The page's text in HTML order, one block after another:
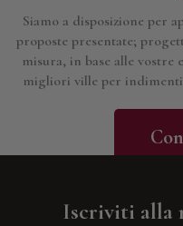
Siamo a disposizione per
proposte presentate;
misura, in base alle vostre
migliori ville per
Iscriviti alla